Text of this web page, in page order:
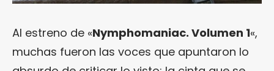
Al estreno de «Nymphomaniac. Volumen 1«,
muchas fueron las voces que apuntaron lo